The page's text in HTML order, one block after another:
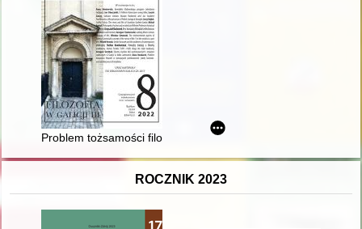
Problem tożsamości filozofii w koncepcjach przedstawicieli
ROCZNIK 2023